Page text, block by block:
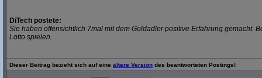
DiTech postete:
Sie haben offensichtlich 7mal mit dem Goldadler positive Erfahrung gemacht.
Lotto spielen.
Dieser Beitrag bezieht sich auf eine ältere Version des beantworteten Postings!